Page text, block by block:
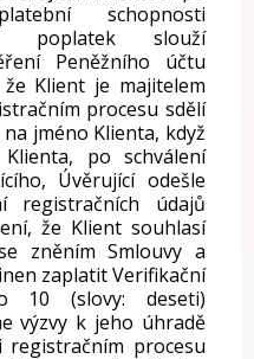
schopnosti
poplatek slouží
Peněžního účtu
Klient je majitelem
procesu sdělí
jméno Klienta, když
po schválení
Úvěrující odešle
registračních údajů
že Klient souhlasí
zněním Smlouvy a
zaplatit Verifikační
10 (slovy: deseti)
výzvy k jeho úhradě
procesu